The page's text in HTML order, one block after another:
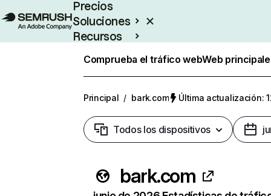
Precios
Soluciones
Recursos
Comprueba el tráfico webWeb
Principal / bark.com Última actualización:
Todos los dispositivos
bark.com